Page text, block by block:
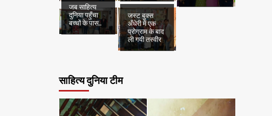
जब साहित्य
दुनिया पहुँचा
बच्चों के पास..
जस्ट बुक्स
अँधेरी में एक
प्रोग्राम के बाद
ली गयी तस्वीर
साहित्य दुनिया टीम